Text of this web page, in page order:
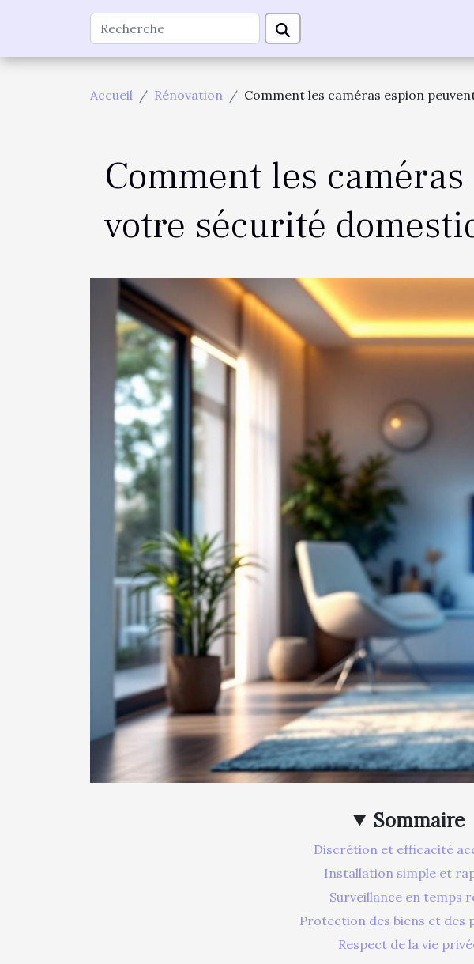
Accueil Rénovation Comment les caméras espion
Comment les
votre sécurité
Sommaire
Discrétion et efficacité
Installation simple et
Surveillance en temps
Protection des biens et des
Respect de la vie